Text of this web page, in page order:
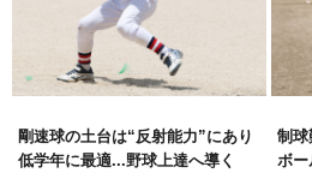
剛速球の土台は“反射能力”にあり
低学年に最適...野球上達へ導く
制球
ボ